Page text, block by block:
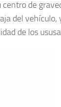
centro de
del vehículo,
de los